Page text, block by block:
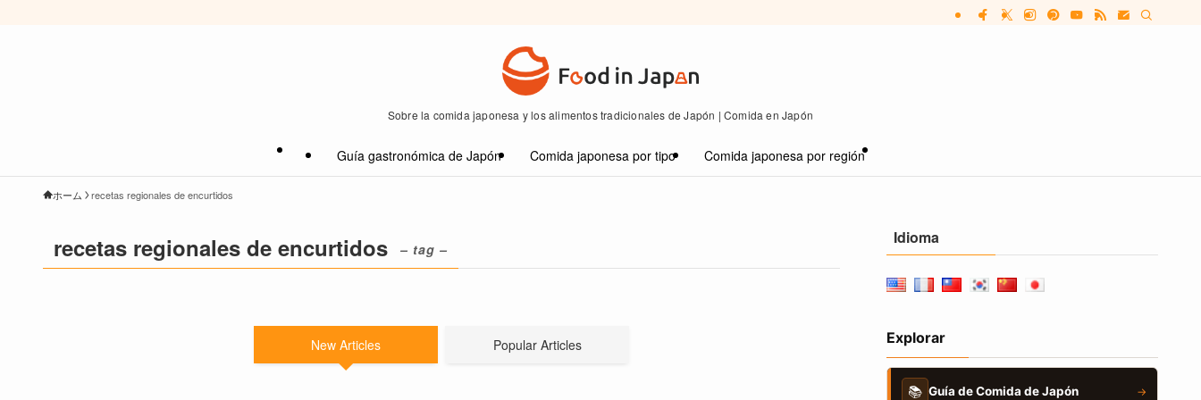
Sobre la comida japonesa y los alimentos tradicionales de Japón | Comida en Japón
Guía gastronómica de Japón Comida japonesa por tipo Comida japonesa por región
ホーム recetas regionales de encurtidos
recetas regionales de encurtidos – tag –
New Articles Popular Articles
Idioma
Explorar
📚 Guía de Comida de Japón →